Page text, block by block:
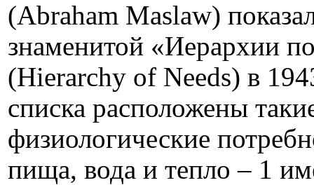
(Abraham Maslaw)
знаменитой «Иерархии
(Hierarchy of Needs) в
списка рас­положены
физиологические
пища, вода и тепло – 1